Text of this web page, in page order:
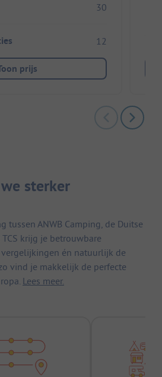
30
12
prijs
sterker
tussen ANWB Camping, de Duitse
TCS krijg je betrouwbare
én natuurlijk de
vind je makkelijk de perfecte
Lees meer.